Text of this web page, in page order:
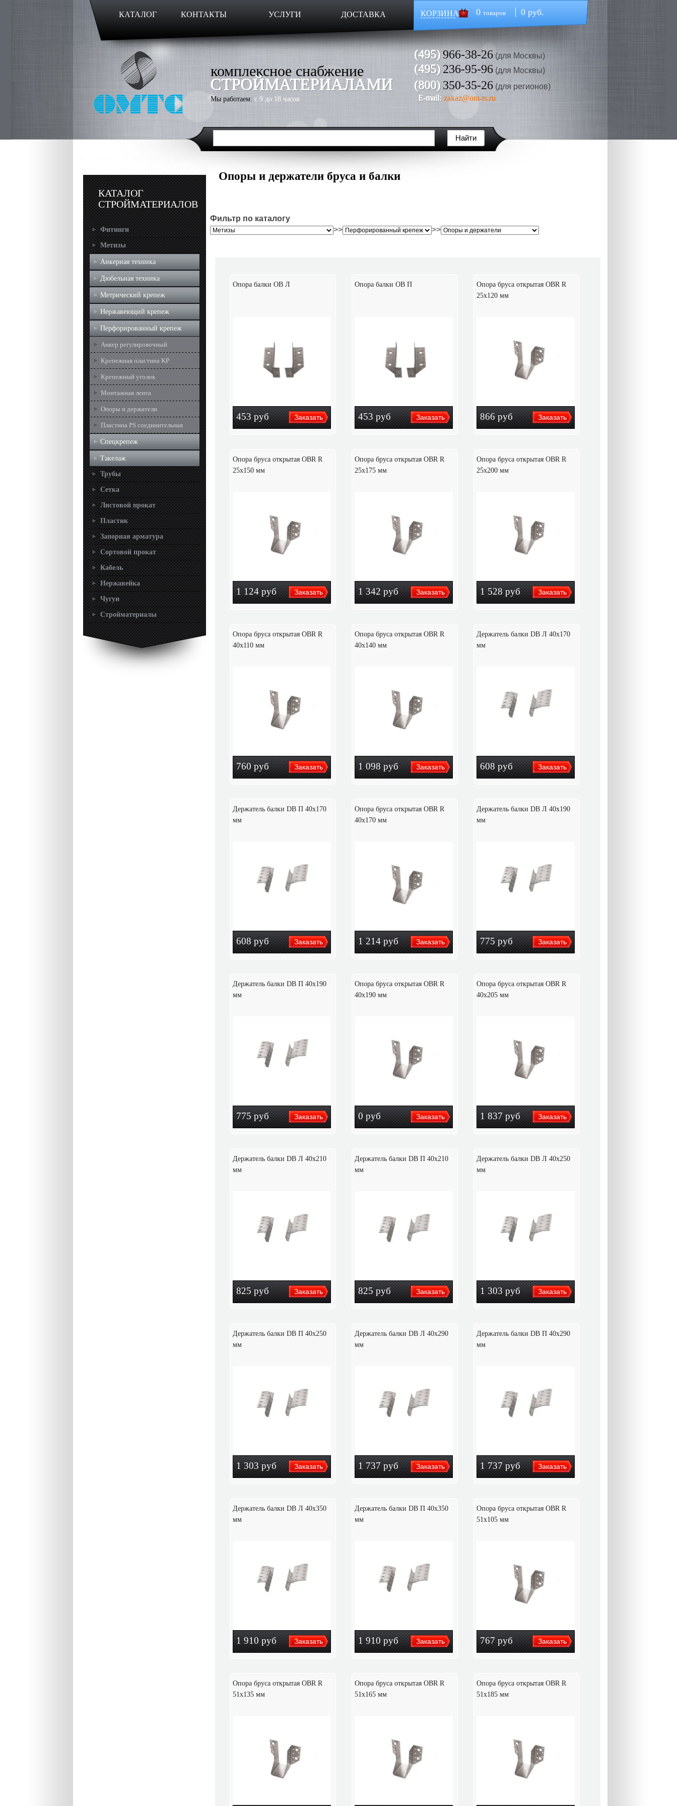
КАТАЛОГ КОНТАКТЫ УСЛУГИ ДОСТАВКА КОРЗИНА 0 товаров 0 руб.
комплексное снабжение
СТРОЙМАТЕРИАЛАМИ
Мы работаем: с 9 до 18 часов
(495)966-38-26 (для Москвы)
(495)236-95-96 (для Москвы)
(800)350-35-26 (для регионов)
E-mail: zakaz@om-ts.ru
КАТАЛОГ
СТРОЙМАТЕРИАЛОВ
Фитинги
Метизы
Анкерная техника
Дюбельная техника
Метрический крепеж
Нержавеющий крепеж
Перфорированный крепеж
Анкер регулировочный
Крепежная пластина KP
Крепежный уголок
Монтажная лента
Опоры и держатели
Пластина PS соединительная
Спецкрепеж
Такелаж
Трубы
Сетка
Листовой прокат
Пластик
Запорная арматура
Сортовой прокат
Кабель
Нержавейка
Чугун
Стройматериалы
Опоры и держатели бруса и балки
Фильтр по каталогу
>>
>>
Опора балки OB Л
453руб
Опора балки OB П
453руб
Опора бруса открытая OBR R
25x120 мм
866руб
Опора бруса открытая OBR R
25х150 мм
1 124руб
Опора бруса открытая OBR R
25x175 мм
1 342руб
Опора бруса открытая OBR R
25x200 мм
1 528руб
Опора бруса открытая OBR R
40х110 мм
760руб
Опора бруса открытая OBR R
40х140 мм
1 098руб
Держатель балки DB Л 40x170
мм
608руб
Держатель балки DB П 40x170
мм
608руб
Опора бруса открытая OBR R
40х170 мм
1 214руб
Держатель балки DB Л 40x190
мм
775руб
Держатель балки DB П 40x190
мм
775руб
Опора бруса открытая OBR R
40х190 мм
0руб
Опора бруса открытая OBR R
40х205 мм
1 837руб
Держатель балки DB Л 40x210
мм
825руб
Держатель балки DB П 40x210
мм
825руб
Держатель балки DB Л 40x250
мм
1 303руб
Держатель балки DB П 40x250
мм
1 303руб
Держатель балки DB Л 40x290
мм
1 737руб
Держатель балки DB П 40x290
мм
1 737руб
Держатель балки DB Л 40x350
мм
1 910руб
Держатель балки DB П 40x350
мм
1 910руб
Опора бруса открытая OBR R
51x105 мм
767руб
Опора бруса открытая OBR R
51x135 мм
Опора бруса открытая OBR R
51x165 мм
Опора бруса открытая OBR R
51x185 мм